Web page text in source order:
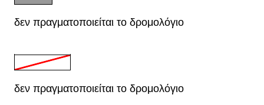
δεν πραγματοποιείται το δρομολόγιο
δεν πραγματοποιείται το δρομολόγιο